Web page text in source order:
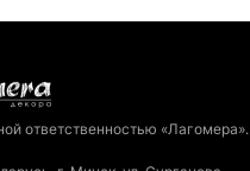
ответственностью «Лагомера».